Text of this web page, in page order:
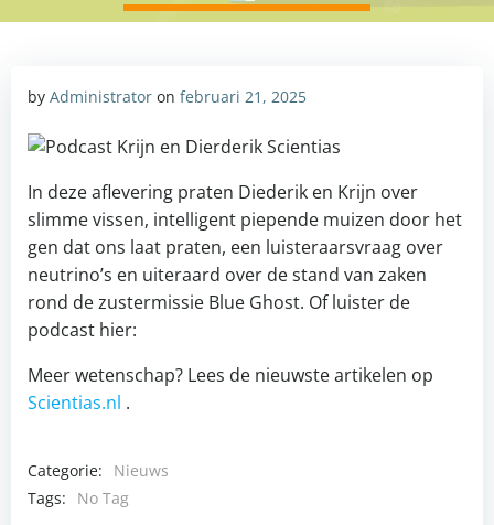
by Administrator on februari 21, 2025
In deze aflevering praten Diederik en Krijn over
slimme vissen, intelligent piepende muizen door het
gen dat ons laat praten, een luisteraarsvraag over
neutrino’s en uiteraard over de stand van zaken
rond de zustermissie Blue Ghost. Of luister de
podcast hier:
Meer wetenschap? Lees de nieuwste artikelen op
Scientias.nl .
Categorie:
Nieuws
Tags:
No Tag